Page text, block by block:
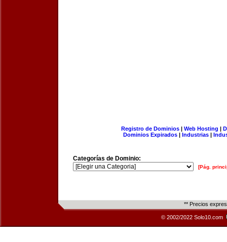
Registro de Dominios| Web Hosting |
Dominios Expirados | Industrias |
Categorías de Dominio:
[Pág.
** Precios
© 2002/2022 Solo10.com